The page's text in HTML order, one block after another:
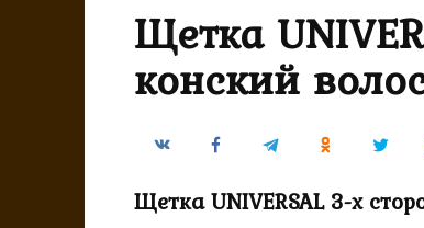
Щетка
конский
Щетка UNIVERSAL 3-х